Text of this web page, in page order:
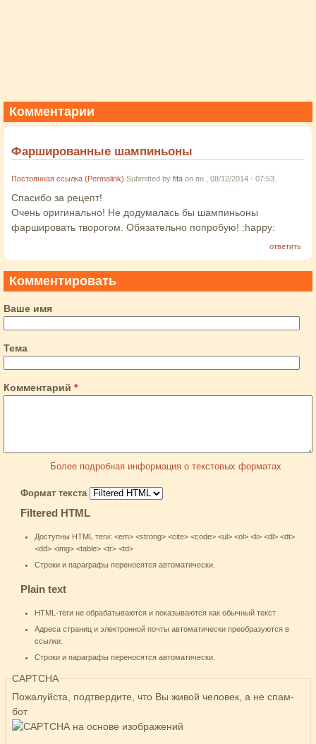
Комментарии
Фаршированные шампиньоны
Постоянная ссылка (Permalink) Submitted by fifa on пн., 08/12/2014 - 07:53.
Спасибо за рецепт!
Очень оригинально! Не додумалась бы шампиньоны
фаршировать творогом. Обязательно попробую! :happy:
ответить
Комментировать
Ваше имя
Тема
Комментарий *
Более подробная информация о текстовых форматах
Формат текста
Filtered HTML
Доступны HTML теги: <em> <strong> <cite> <code> <ul> <ol> <li> <dl> <dt>
<dd> <img> <table> <tr> <td>
Строки и параграфы переносятся автоматически.
Plain text
HTML-теги не обрабатываются и показываются как обычный текст
Адреса страниц и электронной почты автоматически преобразуются в
ссылки.
Строки и параграфы переносятся автоматически.
CAPTCHA
Пожалуйста, подтвердите, что Вы живой человек, а не спам-
бот